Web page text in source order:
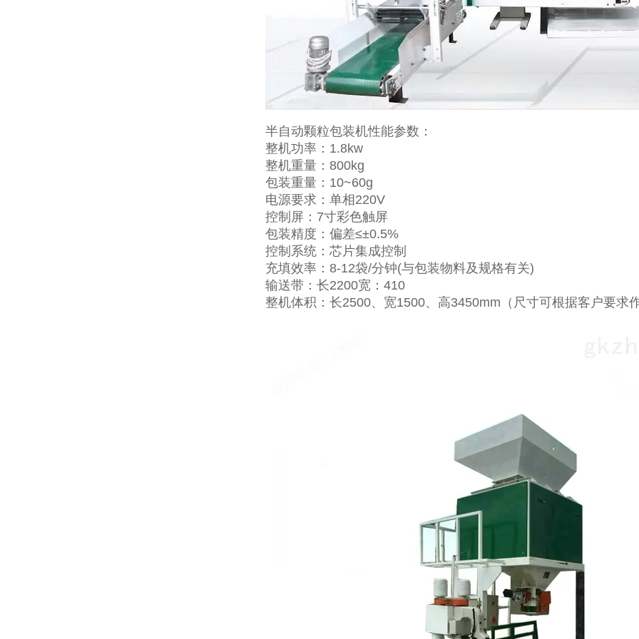
半自动颗粒包装机性能参数：
整机功率：1.8kw
整机重量：800kg
包装重量：10~60g
电源要求：单相220V
控制屏：7寸彩色触屏
包装精度：偏差≤±0.5%
控制系统：芯片集成控制
充填效率：8-12袋/分钟(与包装物料及规格有关)
输送带：长2200宽：410
整机体积：长2500、宽1500、高3450mm（尺寸可根据客户要求